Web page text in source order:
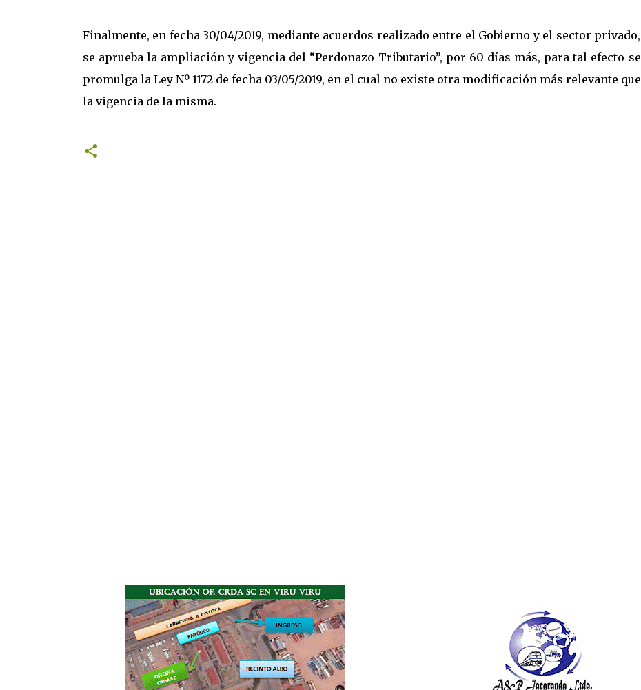
Finalmente, en fecha 30/04/2019, mediante acuerdos realizado entre el Gobierno y el sector privado,
se aprueba la ampliación y vigencia del “Perdonazo Tributario”, por 60 días más, para tal efecto se
promulga la Ley Nº 1172 de fecha 03/05/2019, en el cual no existe otra modificación más relevante que
la vigencia de la misma.